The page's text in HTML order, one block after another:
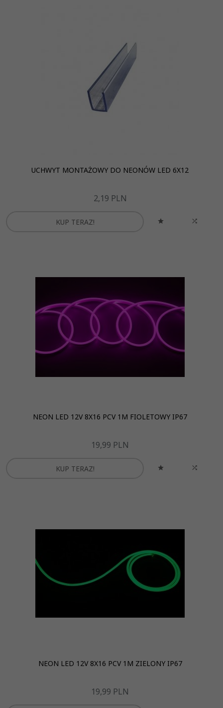
UCHWYT MONTAŻOWY DO NEONÓW LED 6X12
2,19 PLN
KUP TERAZ!
NEON LED 12V 8X16 PCV 1M FIOLETOWY IP67
19,99 PLN
KUP TERAZ!
NEON LED 12V 8X16 PCV 1M ZIELONY IP67
19,99 PLN